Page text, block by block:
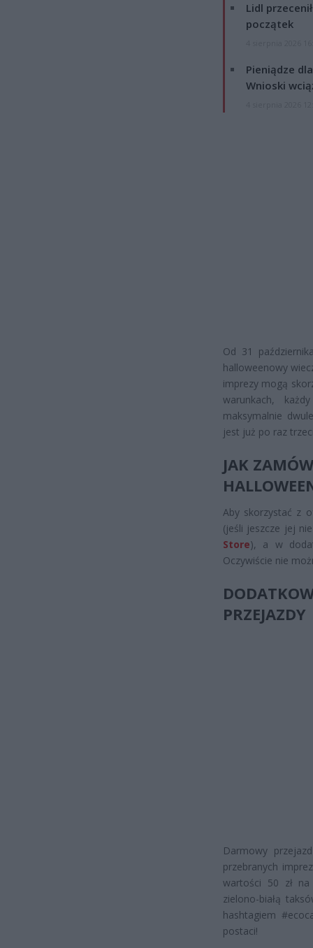
Lidl
początek
Pieniądze
Wnioski
Od 31
halloweenowy
imprezy mogą
warunkach,
maksymalnie
jest już po raz
JAK
Aby skorzystać z
(jeśli jeszcze jej
Store), a w
Oczywiście nie
PRZEJAZDY
Darmowy
przebranych
wartości 50 zł
zielono-białą
hashtagiem
postaci!